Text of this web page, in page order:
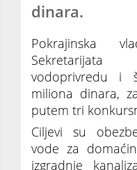
dinara.
Pokrajinska
vodoprivredu i
miliona dinara,
putem tri
Ciljevi su
vode za
izgradnje